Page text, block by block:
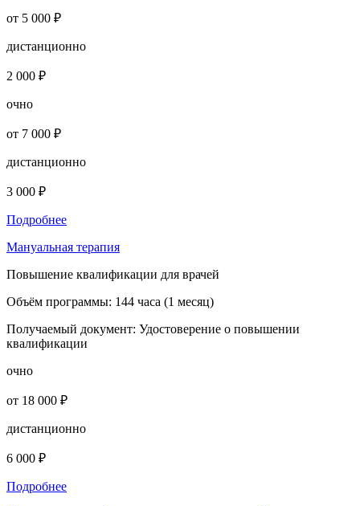
от 5 000 ₽
дистанционно
2 000 ₽
очно
от 7 000 ₽
дистанционно
3 000 ₽
Подробнее
Мануальная терапия
Повышение квалификации для врачей
Объём программы: 144 часа (1 месяц)
Получаемый документ: Удостоверение о повышении
квалификации
очно
от 18 000 ₽
дистанционно
6 000 ₽
Подробнее